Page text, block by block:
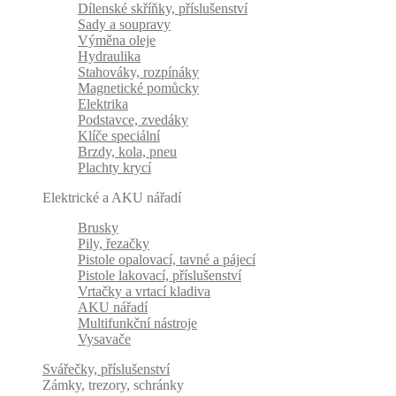
Dílenské skříňky, příslušenství
Sady a soupravy
Výměna oleje
Hydraulika
Stahováky, rozpínáky
Magnetické pomůcky
Elektrika
Podstavce, zvedáky
Klíče speciální
Brzdy, kola, pneu
Plachty krycí
Elektrické a AKU nářadí
Brusky
Pily, řezačky
Pistole opalovací, tavné a pájecí
Pistole lakovací, příslušenství
Vrtačky a vrtací kladiva
AKU nářadí
Multifunkční nástroje
Vysavače
Svářečky, příslušenství
Zámky, trezory, schránky